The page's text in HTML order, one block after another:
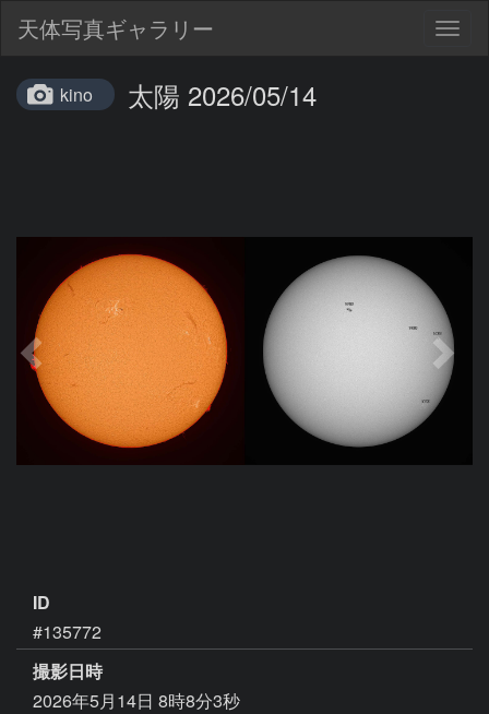
天体写真ギャラリー
kino 太陽 2026/05/14
ID
#135772
撮影日時
2026年5月14日 8時8分3秒